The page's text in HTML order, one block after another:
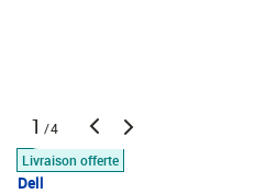
1 /4
Livraison offerte
Dell